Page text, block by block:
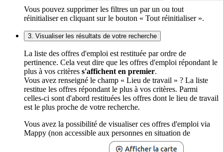
Vous pouvez supprimer les filtres un par un ou tout
réinitialiser en cliquant sur le bouton « Tout réinitialiser ».
3. Visualiser les résultats de votre recherche
La liste des offres d'emploi est restituée par ordre de
pertinence. Cela veut dire que les offres d'emploi répondant le
plus à vos critères s'affichent en premier.
Vous avez renseigné le champ « Lieu de travail » ? La liste
restitue les offres répondant le plus à vos critères. Parmi
celles-ci sont d'abord restituées les offres dont le lieu de travail
est le plus proche de votre recherche.
Vous avez la possibilité de visualiser ces offres d'emploi via
Mappy (non accessible aux personnes en situation de